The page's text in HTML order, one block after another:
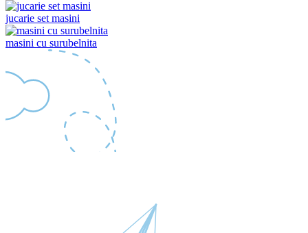
jucarie set masini
masini cu surubelnita